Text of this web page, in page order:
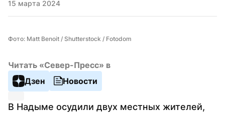
15 марта 2024
Фото: Matt Benoit / Shutterstock / Fotodom
Читать «Север-Пресс» в
Дзен
Новости
В Надыме осудили двух местных жителей,